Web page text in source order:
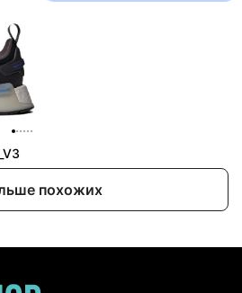
похожих